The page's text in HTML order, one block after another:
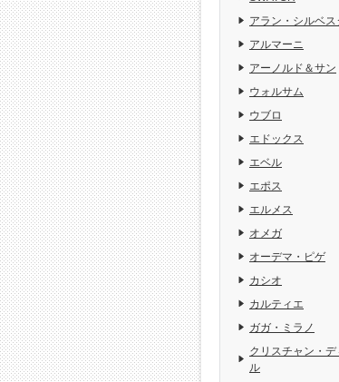
アラン・シルベス
アルマーニ
アーノルド＆サン
ウォルサム
ウブロ
エドックス
エベル
エポス
エルメス
オメガ
オーデマ・ピゲ
カシオ
カルティエ
ガガ・ミラノ
クリスチャン・デ
ル